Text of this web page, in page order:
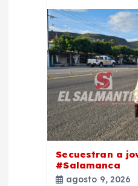
Secuestran a
#Salamanca
agosto 9, 2026